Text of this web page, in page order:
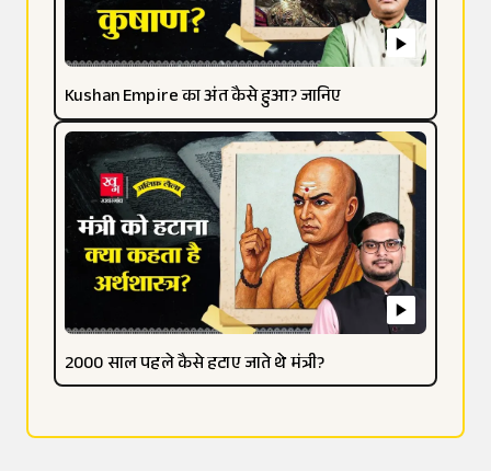
Kushan Empire का अंत कैसे हुआ? जानिए
2000 साल पहले कैसे हटाए जाते थे मंत्री?